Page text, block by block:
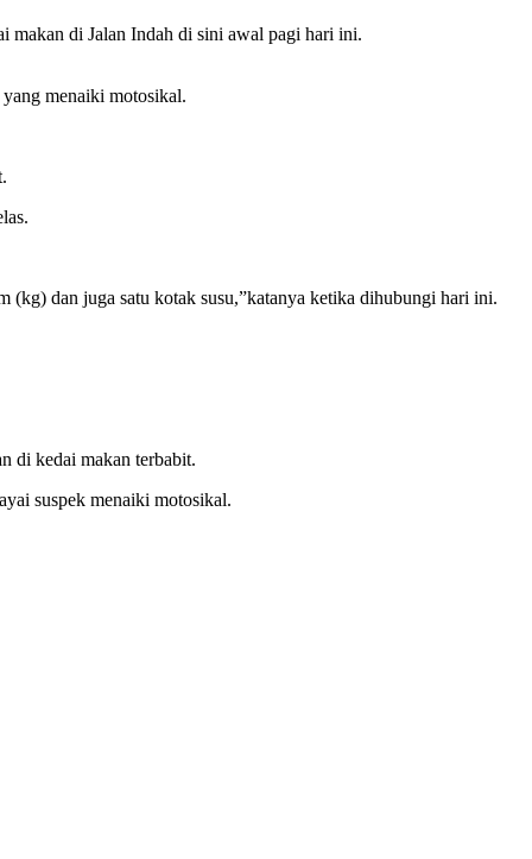
makan di Jalan Indah di sini awal pagi hari ini.
menaiki motosikal.
(kg) dan juga satu kotak susu,”katanya ketika dihubungi hari ini.
di kedai makan terbabit.
suspek menaiki motosikal.